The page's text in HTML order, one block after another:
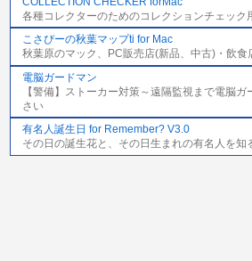
各種コレクターのためのコレクションチェック
こさぴーの秋葉マップti for Mac
秋葉原のマック、PC販売店(新品、中古)・飲食
電脳ガードマン
【警備】ストーカー対策～遠隔監視まで電脳
さい
有名人誕生日 for Remember? V3.0
その日の誕生花と、その日生まれの有名人を知